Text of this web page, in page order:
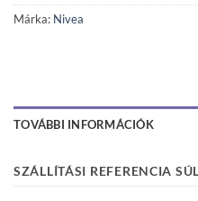
Márka: Nivea
TOVÁBBI INFORMÁCIÓK
SZÁLLÍTÁSI REFERENCIA